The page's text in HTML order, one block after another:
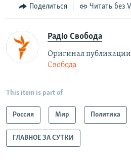
Поделиться Читать без
Радіо Свобода
Оригинал публикации
Свобода
This item is part of
Россия Мир Политика
ГЛАВНОЕ ЗА СУТКИ